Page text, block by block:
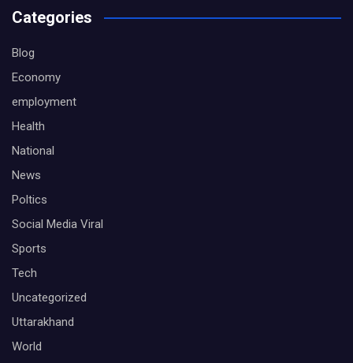
Categories
Blog
Economy
employment
Health
National
News
Poltics
Social Media Viral
Sports
Tech
Uncategorized
Uttarakhand
World